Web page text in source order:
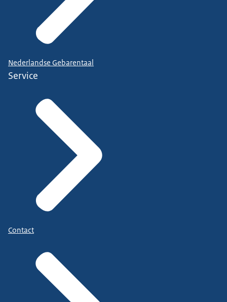
Nederlandse Gebarentaal
Service
Contact